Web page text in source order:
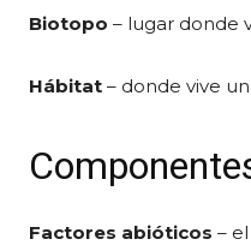
Biotopo – lugar donde
Hábitat – donde vive
Factores abióticos –